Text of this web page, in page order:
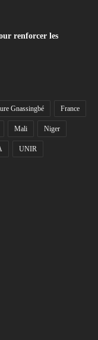
renforcer les
Gnassingbé France
Mali Niger
UNIR